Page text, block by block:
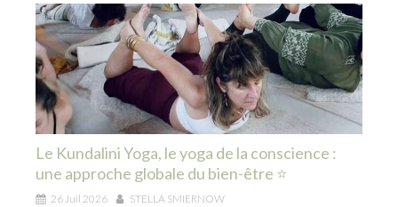
Le Kundalini Yoga, le yoga de la conscience :
une approche globale du bien-être ⭐
26 Juil 2026
STELLA SMIERNOW